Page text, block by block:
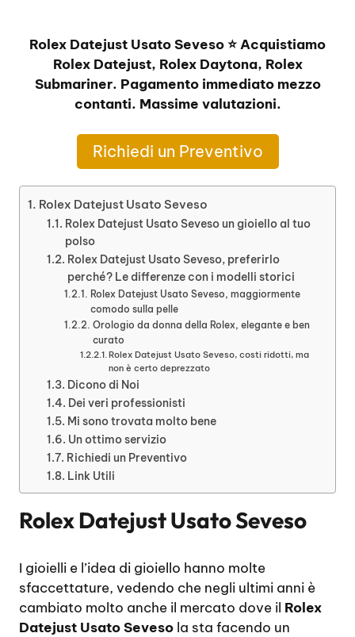
Rolex Datejust Usato Seveso ⭐ Acquistiamo
Rolex Datejust, Rolex Daytona, Rolex
Submariner. Pagamento immediato mezzo
contanti. Massime valutazioni.
Richiedi un Preventivo
Rolex Datejust Usato Seveso
Rolex Datejust Usato Seveso un gioiello al tuo
polso
Rolex Datejust Usato Seveso, preferirlo
perché? Le differenze con i modelli storici
Rolex Datejust Usato Seveso, maggiormente
comodo sulla pelle
Orologio da donna della Rolex, elegante e ben
curato
Rolex Datejust Usato Seveso, costi ridotti, ma
non è certo deprezzato
Dicono di Noi
Dei veri professionisti
Mi sono trovata molto bene
Un ottimo servizio
Richiedi un Preventivo
Link Utili
Rolex Datejust Usato Seveso
I gioielli e l’idea di gioiello hanno molte
sfaccettature, vedendo che negli ultimi anni è
cambiato molto anche il mercato dove il Rolex
Datejust Usato Seveso la sta facendo un